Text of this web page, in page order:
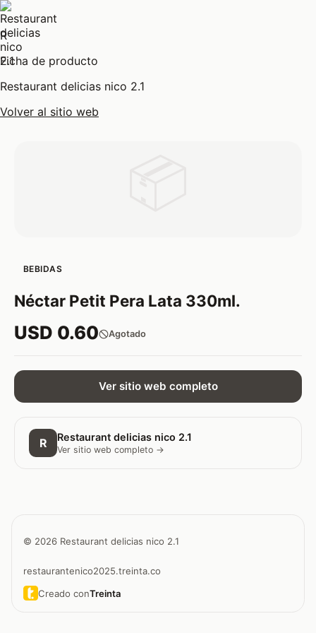
R
Ficha de producto
Restaurant delicias nico 2.1
Volver al sitio web
BEBIDAS
Néctar Petit Pera Lata 330ml.
USD 0.60 Agotado
Ver sitio web completo
R Restaurant delicias nico 2.1
Ver sitio web completo →
© 2026 Restaurant delicias nico 2.1
restaurantenico2025.treinta.co
Creado conTreinta